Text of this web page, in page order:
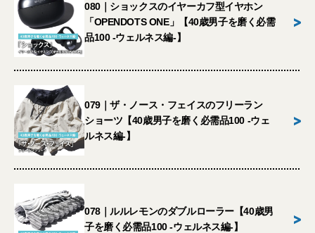
080｜ショックスのイヤーカフ型イヤホン
「OPENDOTS ONE」【40歳男子を磨く必需
品100 -ウェルネス編-】
>
079｜ザ・ノース・フェイスのフリーラン
ショーツ【40歳男子を磨く必需品100 -ウェ
ルネス編-】
>
078｜ルルレモンのダブルローラー【40歳男
子を磨く必需品100 -ウェルネス編-】
>